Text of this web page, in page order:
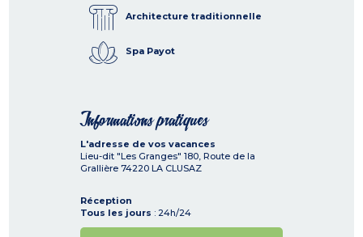
Architecture traditionnelle
Spa Payot
Informations pratiques
L'adresse de vos vacances
Lieu-dit "Les Granges" 180, Route de la
Grallière 74220 LA CLUSAZ
Réception
Tous les jours : 24h/24